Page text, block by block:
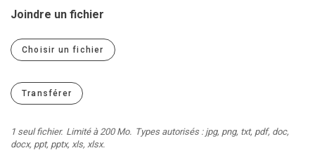
Journaliste
Nouvel habitant
Parent
Touriste
Offres d'emploi
Règlements communaux
Objets trouvés
Grands chantiers
Joindre un fichier
Choisir un fichier
1 seul fichier. Limité à 200 Mo. Types autorisés : jpg, png, txt, pdf, doc,
docx, ppt, pptx, xls, xlsx.